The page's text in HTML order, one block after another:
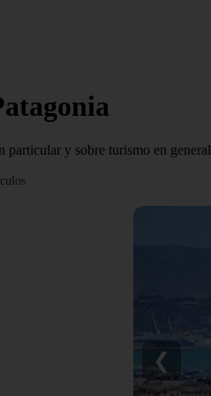
particular y sobre turismo en general
❮